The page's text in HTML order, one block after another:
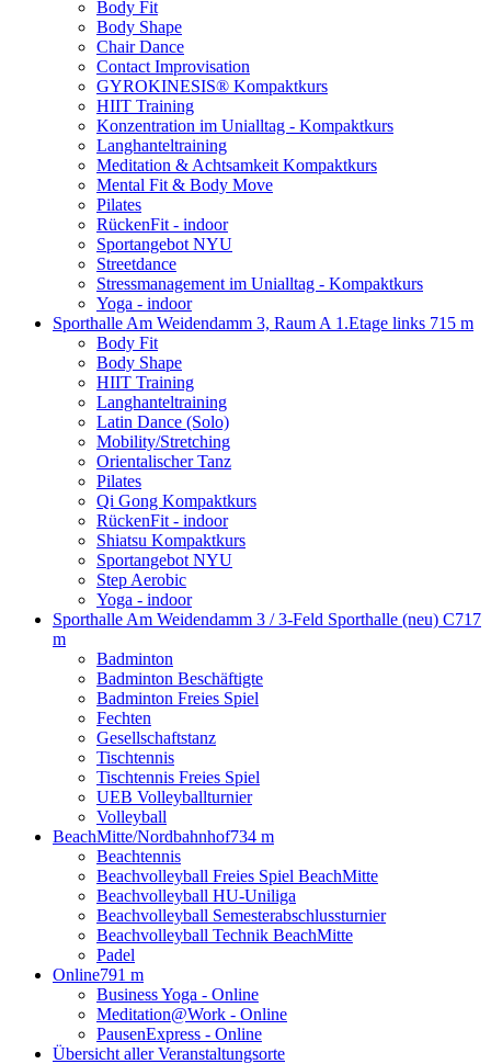
Body Fit
Body Shape
Chair Dance
Contact Improvisation
GYROKINESIS® Kompaktkurs
HIIT Training
Konzentration im Unialltag - Kompaktkurs
Langhanteltraining
Meditation & Achtsamkeit Kompaktkurs
Mental Fit & Body Move
Pilates
RückenFit - indoor
Sportangebot NYU
Streetdance
Stressmanagement im Unialltag - Kompaktkurs
Yoga - indoor
Sporthalle Am Weidendamm 3, Raum A 1.Etage links 715 m
Body Fit
Body Shape
HIIT Training
Langhanteltraining
Latin Dance (Solo)
Mobility/Stretching
Orientalischer Tanz
Pilates
Qi Gong Kompaktkurs
RückenFit - indoor
Shiatsu Kompaktkurs
Sportangebot NYU
Step Aerobic
Yoga - indoor
Sporthalle Am Weidendamm 3 / 3-Feld Sporthalle (neu) C717
m
Badminton
Badminton Beschäftigte
Badminton Freies Spiel
Fechten
Gesellschaftstanz
Tischtennis
Tischtennis Freies Spiel
UEB Volleyballturnier
Volleyball
BeachMitte/Nordbahnhof734 m
Beachtennis
Beachvolleyball Freies Spiel BeachMitte
Beachvolleyball HU-Uniliga
Beachvolleyball Semesterabschlussturnier
Beachvolleyball Technik BeachMitte
Padel
Online791 m
Business Yoga - Online
Meditation@Work - Online
PausenExpress - Online
Übersicht aller Veranstaltungsorte